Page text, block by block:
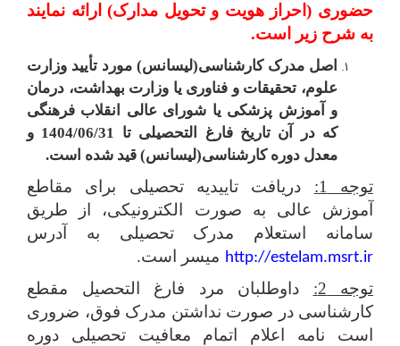
حضوری (احراز هویت و تحویل مدارک) ارائه نمایند
به شرح زیر است.
اصل مدرک کارشناسی(لیسانس) مورد تأیید وزارت
علوم، تحقیقات و فناوری یا وزارت بهداشت، درمان
و آموزش پزشکی یا شورای عالی انقلاب فرهنگی
که در آن تاریخ فارغ التحصیلی تا 1404/06/31 و
معدل دوره کارشناسی(لیسانس) قید شده است.
توجه 1:
دریافت تاییدیه تحصیلی برای مقاطع
آموزش عالی به صورت الکترونیکی، از طریق
سامانه استعلام مدرک تحصیلی به آدرس
http://estelam.msrt.ir میسر است.
توجه 2:
داوطلبان مرد فارغ التحصیل مقطع
کارشناسی در صورت نداشتن مدرک فوق، ضروری
است نامه اعلام اتمام معافیت تحصیلی دوره